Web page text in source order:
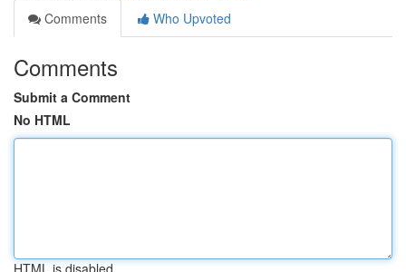
Comments
Who Upvoted
Comments
Submit a Comment
No HTML
HTML is disabled